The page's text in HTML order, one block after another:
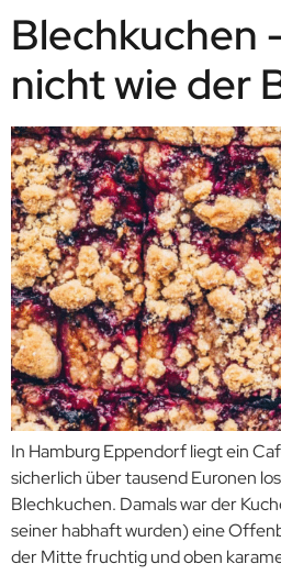
Blechkuchen
nicht wie der
In Hamburg Eppendorf liegt ein
sicherlich über tausend Euronen
Blechkuchen. Damals war der
seiner habhaft wurden) eine
der Mitte fruchtig und oben